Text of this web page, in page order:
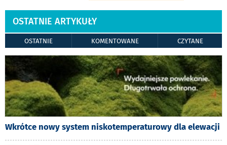
OSTATNIE ARTYKUŁY
OSTATNIE KOMENTOWANE CZYTANE
Wkrótce nowy system niskotemperaturowy dla elewacji